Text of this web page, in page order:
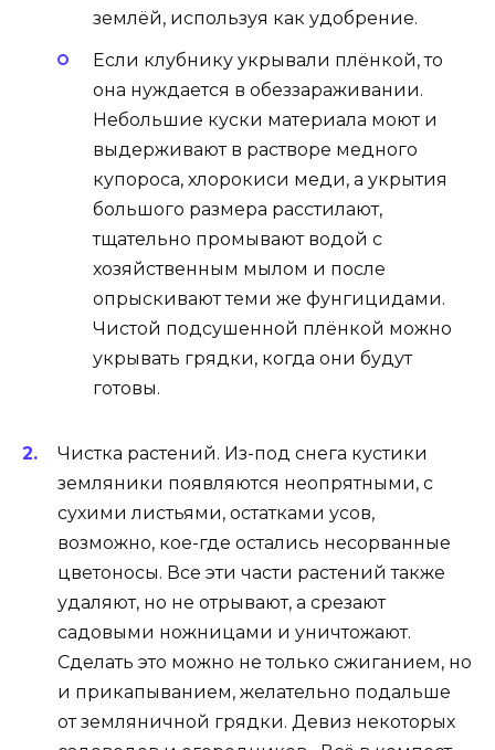
землёй, используя как удобрение.
Если клубнику укрывали плёнкой, то
она нуждается в обеззараживании.
Небольшие куски материала моют и
выдерживают в растворе медного
купороса, хлорокиси меди, а укрытия
большого размера расстилают,
тщательно промывают водой с
хозяйственным мылом и после
опрыскивают теми же фунгицидами.
Чистой подсушенной плёнкой можно
укрывать грядки, когда они будут
готовы.
Чистка растений. Из-под снега кустики
земляники появляются неопрятными, с
сухими листьями, остатками усов,
возможно, кое-где остались несорванные
цветоносы. Все эти части растений также
удаляют, но не отрывают, а срезают
садовыми ножницами и уничтожают.
Сделать это можно не только сжиганием, но
и прикапыванием, желательно подальше
от земляничной грядки. Девиз некоторых